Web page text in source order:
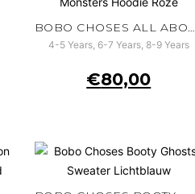
BOBO CHOSES ALL ABOUT MONSTERS HOODIE ROZE
4-5 Years, 6-7 Years, 8-9 Years
€80,00